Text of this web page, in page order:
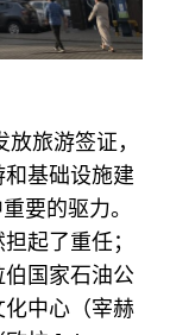
旅游签证，
基础设施建
要的驱力。
起了重任；
国家石油公
中心（宰赫